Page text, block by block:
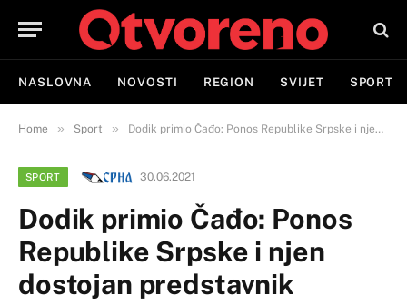
NASLOVNA NOVOSTI REGION SVIJET SPORT
Home » Sport » Dodik primio Čađo: Ponos Republike Srpske i njen dostojan predstavnik
SPORT 30.06.2021
Dodik primio Čađo: Ponos
Republike Srpske i njen
dostojan predstavnik